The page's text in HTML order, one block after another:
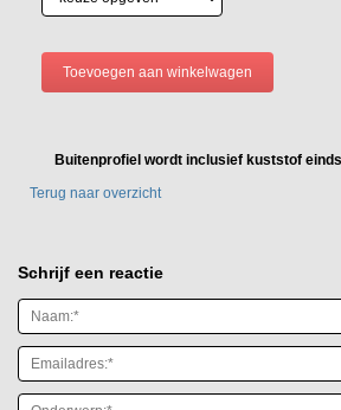
Buitenprofiel wordt inclusief kuststof
Terug naar overzicht
Schrijf een reactie